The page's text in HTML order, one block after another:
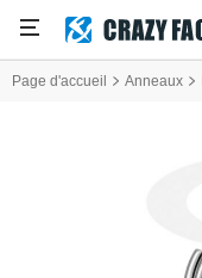
Page d'accueil Anneaux